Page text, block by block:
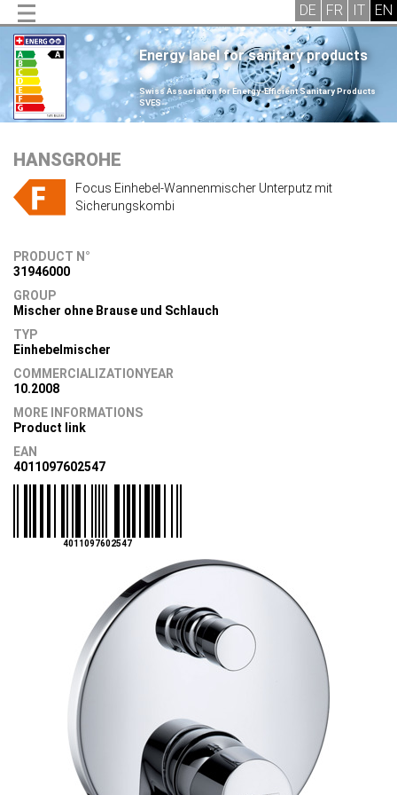
Energy label for sanitary products
.
Swiss Association for Energy-Efficient Sanitary Products
SVES
.
HANSGROHE
Focus Einhebel-Wannenmischer Unterputz mit
Sicherungskombi
PRODUCT N°
31946000
GROUP
Mischer ohne Brause und Schlauch
TYP
Einhebelmischer
COMMERCIALIZATIONYEAR
10.2008
MORE INFORMATIONS
Product link
EAN
4011097602547
4011097602547